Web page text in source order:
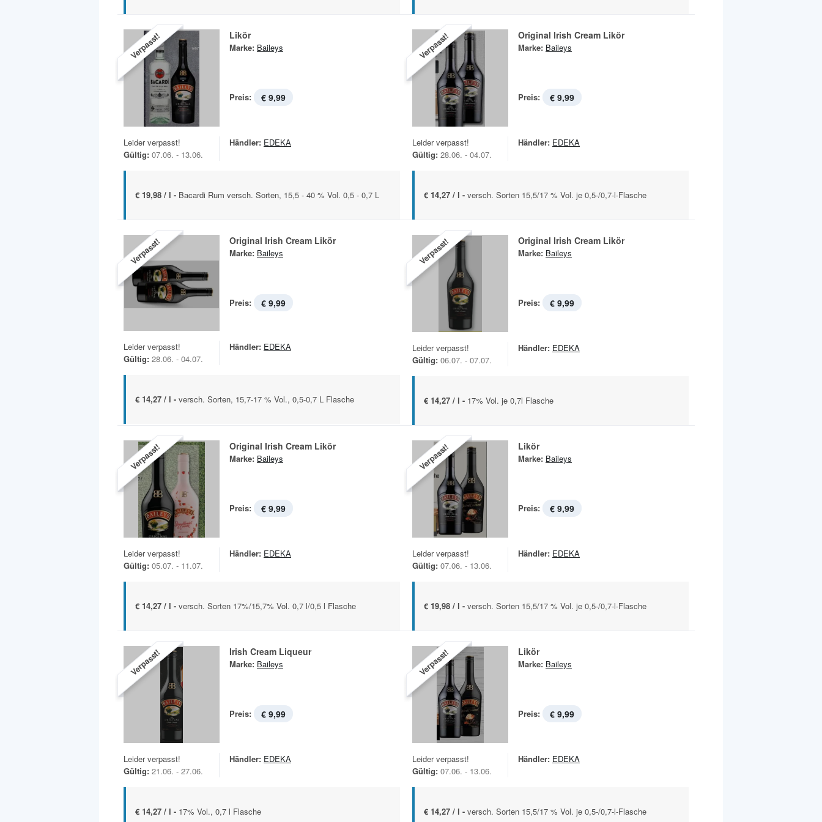
Verpasst! Likör
Marke: Baileys
Preis: € 9,99
Leider verpasst!
Gültig: 07.06. - 13.06.
Händler: EDEKA
€ 19,98 / l - Bacardi Rum versch. Sorten, 15,5 - 40 % Vol. 0,5 - 0,7 L
Verpasst! Original Irish Cream Likör
Marke: Baileys
Preis: € 9,99
Leider verpasst!
Gültig: 28.06. - 04.07.
Händler: EDEKA
€ 14,27 / l - versch. Sorten 15,5/17 % Vol. je 0,5-/0,7-l-Flasche
Verpasst! Original Irish Cream Likör
Marke: Baileys
Preis: € 9,99
Leider verpasst!
Gültig: 28.06. - 04.07.
Händler: EDEKA
€ 14,27 / l - versch. Sorten, 15,7-17 % Vol., 0,5-0,7 L Flasche
Verpasst! Original Irish Cream Likör
Marke: Baileys
Preis: € 9,99
Leider verpasst!
Gültig: 06.07. - 07.07.
Händler: EDEKA
€ 14,27 / l - 17% Vol. je 0,7l Flasche
Verpasst! Original Irish Cream Likör
Marke: Baileys
Preis: € 9,99
Leider verpasst!
Gültig: 05.07. - 11.07.
Händler: EDEKA
€ 14,27 / l - versch. Sorten 17%/15,7% Vol. 0,7 l/0,5 l Flasche
Verpasst! Likör
Marke: Baileys
Preis: € 9,99
Leider verpasst!
Gültig: 07.06. - 13.06.
Händler: EDEKA
€ 19,98 / l - versch. Sorten 15,5/17 % Vol. je 0,5-/0,7-l-Flasche
Verpasst! Irish Cream Liqueur
Marke: Baileys
Preis: € 9,99
Leider verpasst!
Gültig: 21.06. - 27.06.
Händler: EDEKA
€ 14,27 / l - 17% Vol., 0,7 l Flasche
Verpasst! Likör
Marke: Baileys
Preis: € 9,99
Leider verpasst!
Gültig: 07.06. - 13.06.
Händler: EDEKA
€ 14,27 / l - versch. Sorten 15,5/17 % Vol. je 0,5-/0,7-l-Flasche